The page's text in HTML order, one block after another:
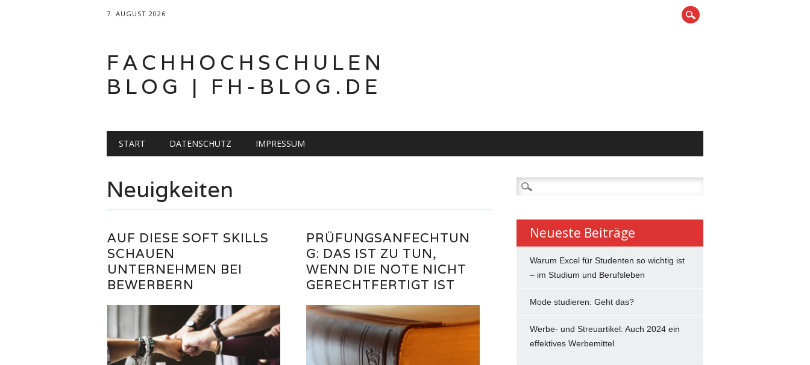
7. AUGUST 2026
FACHHOCHSCHULEN
BLOG | FH-BLOG.DE
Hauptmenü
START DATENSCHUTZ IMPRESSUM
Neuigkeiten
AUF DIESE SOFT SKILLS
SCHAUEN
UNTERNEHMEN BEI
BEWERBERN
PRÜFUNGSANFECHTUN
G: DAS IST ZU TUN,
WENN DIE NOTE NICHT
GERECHTFERTIGT IST
Suchen
nach:
Neueste Beiträge
Warum Excel für Studenten so wichtig ist
– im Studium und Berufsleben
Mode studieren: Geht das?
Werbe- und Streuartikel: Auch 2024 ein
effektives Werbemittel